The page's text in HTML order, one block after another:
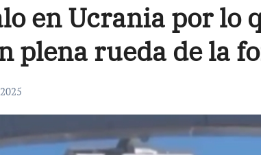
en Ucrania por lo
plena rueda de la